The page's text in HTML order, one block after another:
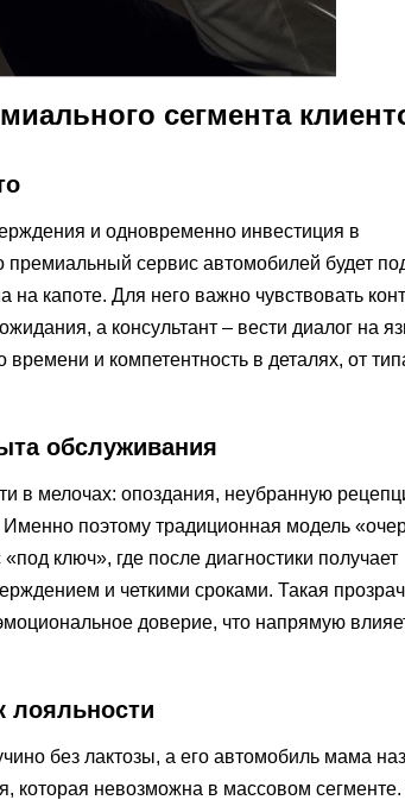
сегмента
и одновременно инвестиция в
сервис автомобилей будет
на капоте. Для него важно чувствовать
а консультант – вести диалог на
и компетентность в деталях, от
обслуживания
в мелочах: опоздания, неубранную
Именно поэтому традиционная модель
ключ», где после диагностики получает
и четкими сроками. Такая
доверие, что напрямую
лояльности
без лактозы, а его автомобиль мама
которая невозможна в массовом